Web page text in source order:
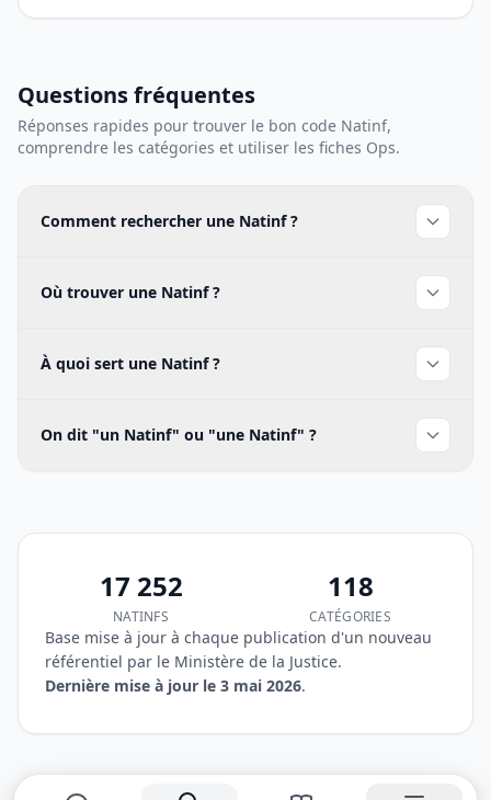
Questions fréquentes
Réponses rapides pour trouver le bon code Natinf,
comprendre les catégories et utiliser les fiches Ops.
Comment rechercher une Natinf ?
Où trouver une Natinf ?
À quoi sert une Natinf ?
On dit "un Natinf" ou "une Natinf" ?
Synthèse de la base Natinfs
17 252
NATINFS
118
CATÉGORIES
Base mise à jour à chaque publication d'un nouveau
référentiel par le Ministère de la Justice.
Dernière mise à jour le 3 mai 2026.